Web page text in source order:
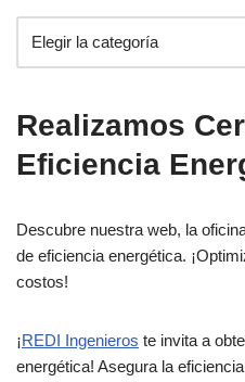
Realizamos
Eficiencia
Descubre nuestra web, la
de eficiencia energética.
costos!
¡REDI Ingenieros te invita a
energética! Asegura la